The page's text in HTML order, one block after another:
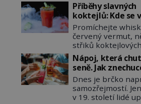
Příběhy slavných
koktejlů: Kde se
Manhattan a
Mary?
Promíchejte
červený vermut,
střiků
a led, sceďte,
koktejlovou
tadá… Manhattan
pokud to má být
on, dejte si pozor,
klasické americké
Nápoj, která
seně. Jak
Američan
Dnes je brčko
samozřejmostí.
v 19. století lidé